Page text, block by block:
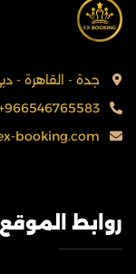
جدة - القاهرة -
booking.com
روابط الموقع